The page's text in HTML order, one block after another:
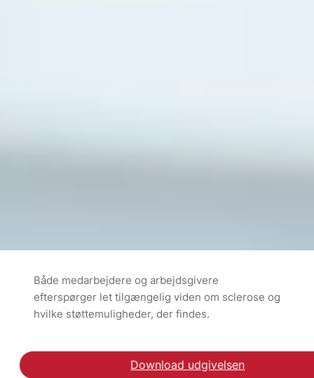
Både medarbejdere og arbejdsgivere
efterspørger let tilgængelig viden om sclerose og
hvilke støttemuligheder, der findes.
Download udgivelsen
Download rapporten